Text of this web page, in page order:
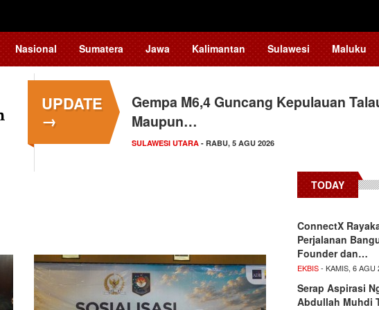
Nasional Sumatera Jawa Kalimantan Sulawesi Maluku
UPDATE
→
Gempa M6,4 Guncang Kepulauan
Maupun…
SULAWESI UTARA - RABU, 5 AGU 2026
TODAY
ConnectX
Perjalanan
Founder dan…
EKBIS- KAMIS, 6 AGU
Serap Aspirasi
Abdullah Muhdi